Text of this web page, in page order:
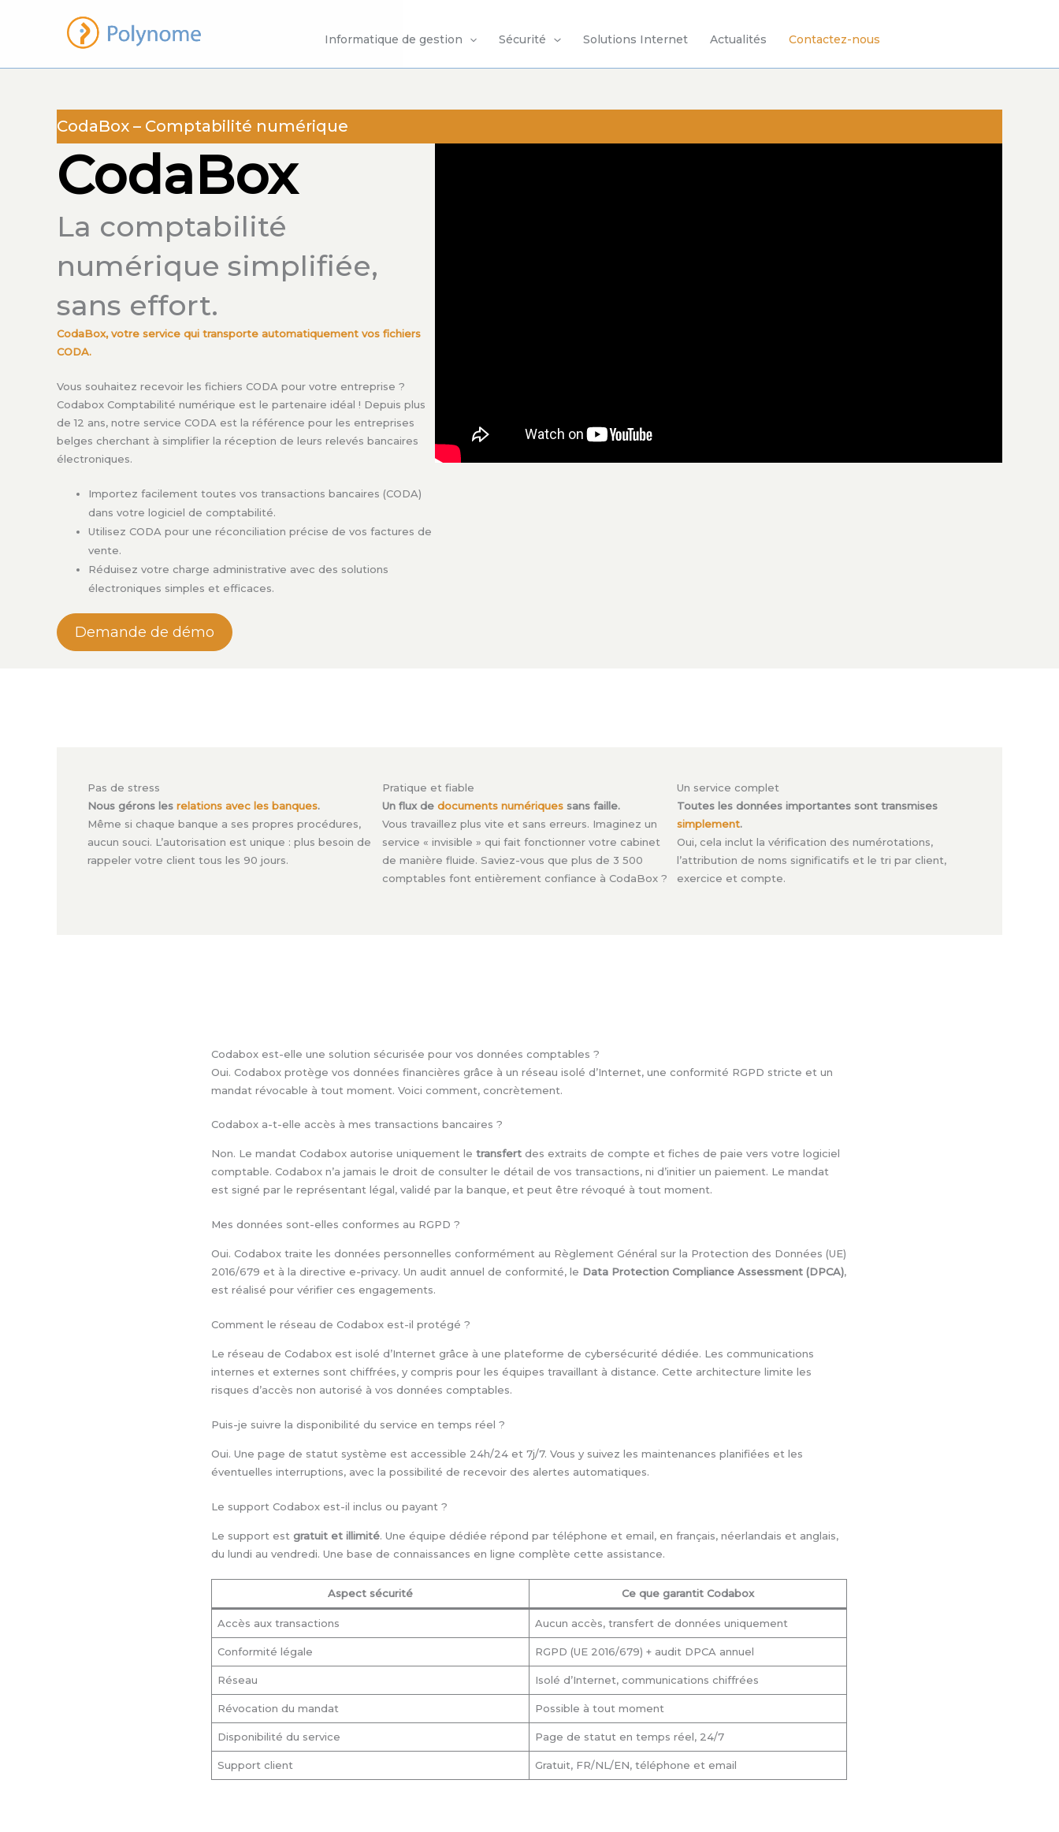
Informatique de gestion Sécurité Solutions Internet Actualités Contactez-nous
CodaBox – Comptabilité numérique
CodaBox
La comptabilité
numérique simplifiée,
sans effort.
CodaBox, votre service qui transporte automatiquement vos fichiers
CODA.
Vous souhaitez recevoir les fichiers CODA pour votre entreprise ?
Codabox Comptabilité numérique est le partenaire idéal ! Depuis plus
de 12 ans, notre service CODA est la référence pour les entreprises
belges cherchant à simplifier la réception de leurs relevés bancaires
électroniques.
Importez facilement toutes vos transactions bancaires (CODA)
dans votre logiciel de comptabilité.
Utilisez CODA pour une réconciliation précise de vos factures de
vente.
Réduisez votre charge administrative avec des solutions
électroniques simples et efficaces.
Demande de démo
Pas de stress
Nous gérons les relations avec les banques.
Même si chaque banque a ses propres procédures,
aucun souci. L’autorisation est unique : plus besoin de
rappeler votre client tous les 90 jours.
Pratique et fiable
Un flux de documents numériques sans faille.
Vous travaillez plus vite et sans erreurs. Imaginez un
service « invisible » qui fait fonctionner votre cabinet
de manière fluide. Saviez-vous que plus de 3 500
comptables font entièrement confiance à CodaBox ?
Un service complet
Toutes les données importantes sont transmises
simplement.
Oui, cela inclut la vérification des numérotations,
l’attribution de noms significatifs et le tri par client,
exercice et compte.
Codabox est-elle une solution sécurisée pour vos données comptables ?
Oui. Codabox protège vos données financières grâce à un réseau isolé d’Internet, une conformité RGPD stricte et un
mandat révocable à tout moment. Voici comment, concrètement.
Codabox a-t-elle accès à mes transactions bancaires ?
Non. Le mandat Codabox autorise uniquement letransfert des extraits de compte et fiches de paie vers votre logiciel
comptable. Codabox n’a jamais le droit de consulter le détail de vos transactions, ni d’initier un paiement. Le mandat
est signé par le représentant légal, validé par la banque, et peut être révoqué à tout moment.
Mes données sont-elles conformes au RGPD ?
Oui. Codabox traite les données personnelles conformément au Règlement Général sur la Protection des Données (UE)
2016/679 et à la directive e-privacy. Un audit annuel de conformité, le Data Protection Compliance Assessment (DPCA),
est réalisé pour vérifier ces engagements.
Comment le réseau de Codabox est-il protégé ?
Le réseau de Codabox est isolé d’Internet grâce à une plateforme de cybersécurité dédiée. Les communications
internes et externes sont chiffrées, y compris pour les équipes travaillant à distance. Cette architecture limite les
risques d’accès non autorisé à vos données comptables.
Puis-je suivre la disponibilité du service en temps réel ?
Oui. Une page de statut système est accessible 24h/24 et 7j/7. Vous y suivez les maintenances planifiées et les
éventuelles interruptions, avec la possibilité de recevoir des alertes automatiques.
Le support Codabox est-il inclus ou payant ?
Le support est gratuit et illimité. Une équipe dédiée répond par téléphone et email, en français, néerlandais et anglais,
du lundi au vendredi. Une base de connaissances en ligne complète cette assistance.
Aspect sécurité Ce que garantit Codabox
Accès aux transactions Aucun accès, transfert de données uniquement
Conformité légale RGPD (UE 2016/679) + audit DPCA annuel
Réseau Isolé d’Internet, communications chiffrées
Révocation du mandat Possible à tout moment
Disponibilité du service Page de statut en temps réel, 24/7
Support client Gratuit, FR/NL/EN, téléphone et email